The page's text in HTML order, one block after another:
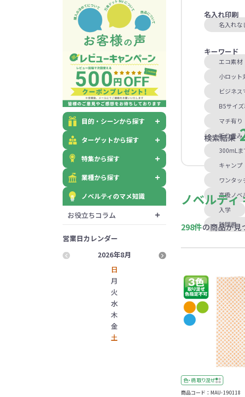
目的・シーンから探す
ターゲットから探す
特集から探す
業種から探す
ノベルティのマメ知識
お役立ちコラム
営業日カレンダー
2026年8月
日
月
火
水
木
金
土
月
火
水
木
金
土
1
名入れ印刷
名入れな
キーワード
エコ素材
小ロット
ビジネス
B5サイ
マチ有り
折り畳み
300mLま
キャンプ
ワンタッ
高級ノベ
入学
訪問用
検索結果
ノベルティ
298件の商品が見
色・柄 取り混ぜ
商品コード：MAU-190118